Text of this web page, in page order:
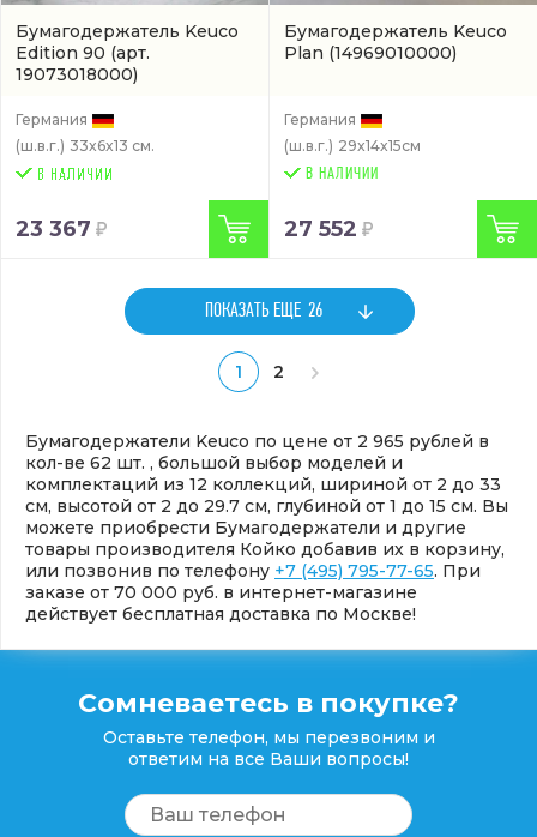
Бумагодержатель Keuco
Edition 90 (арт.
19073018000)
Германия
(ш.в.г.) 33x6x13 см.
23 367
Бумагодержатель Keuco
Plan (14969010000)
Германия
(ш.в.г.) 29x14x15см
В НАЛИЧИИ
27 552
ПОКАЗАТЬ ЕЩЕ 26
1 2
Бумагодержатели Keuco по цене от 2 965 рублей в
кол-ве 62 шт. , большой выбор моделей и
комплектаций из 12 коллекций, шириной от 2 до 33
см, высотой от 2 до 29.7 см, глубиной от 1 до 15 см. Вы
можете приобрести Бумагодержатели и другие
товары производителя Койко добавив их в корзину,
или позвонив по телефону +7 (495) 795-77-65. При
заказе от 70 000 руб. в интернет-магазине
действует бесплатная доставка по Москве!
Сомневаетесь в покупке?
Оставьте телефон, мы перезвоним и
ответим на все Ваши вопросы!